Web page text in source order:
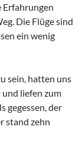
Erfahrungen
Die Flüge sind
ein wenig
sein, hatten uns
liefen zum
gegessen, der
stand zehn